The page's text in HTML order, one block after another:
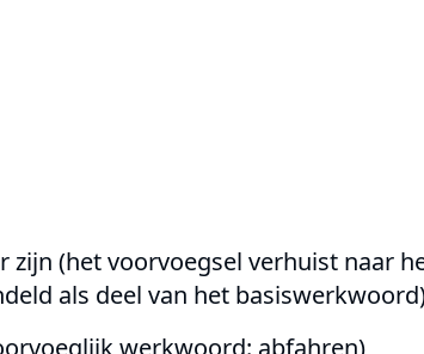
(het voorvoegsel verhuist naar
als deel van het
werkwoord: abfahren)